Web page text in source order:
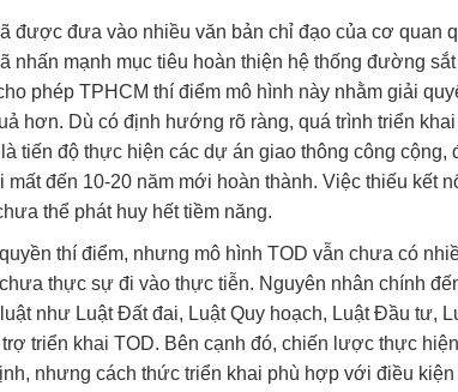
được đưa vào nhiều văn bản chỉ đạo của cơ quan
nhấn mạnh mục tiêu hoàn thiện hệ thống đường
phép TPHCM thí điểm mô hình này nhằm giải
hơn. Dù có định hướng rõ ràng, quá trình triển
tiến độ thực hiện các dự án giao thông công cộng,
đến 10-20 năm mới hoàn thành. Việc thiếu kết
thể phát huy hết tiềm năng.
thí điểm, nhưng mô hình TOD vẫn chưa có
thực sự đi vào thực tiễn. Nguyên nhân chính
như Luật Đất đai, Luật Quy hoạch, Luật Đầu tư,
triển khai TOD. Bên cạnh đó, chiến lược thực
nhưng cách thức triển khai phù hợp với điều